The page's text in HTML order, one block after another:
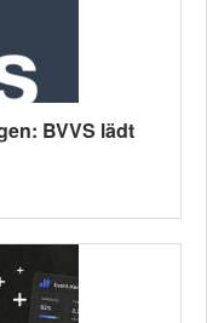
BVVS lädt